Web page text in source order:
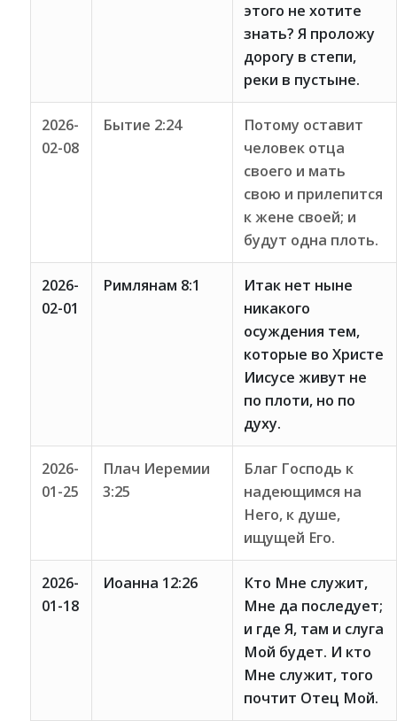
этого не хотите
знать? Я проложу
дорогу в степи,
реки в пустыне.
2026-
02-08
Бытие 2:24
Потому оставит
человек отца
своего и мать
свою и прилепится
к жене своей; и
будут одна плоть.
2026-
02-01
Римлянам 8:1
Итак нет ныне
никакого
осуждения тем,
которые во Христе
Иисусе живут не
по плоти, но по
духу.
2026-
01-25
Плач Иеремии
3:25
Благ Господь к
надеющимся на
Него, к душе,
ищущей Его.
2026-
01-18
Иоанна 12:26
Кто Мне служит,
Мне да последует;
и где Я, там и слуга
Мой будет. И кто
Мне служит, того
почтит Отец Мой.